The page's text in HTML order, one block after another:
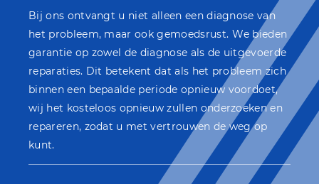
Bij ons ontvangt u niet alleen een diagnose van
het probleem, maar ook gemoedsrust. We bieden
garantie op zowel de diagnose als de uitgevoerde
reparaties. Dit betekent dat als het probleem zich
binnen een bepaalde periode opnieuw voordoet,
wij het kosteloos opnieuw zullen onderzoeken en
repareren, zodat u met vertrouwen de weg op
kunt.